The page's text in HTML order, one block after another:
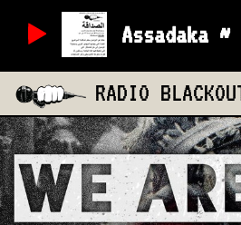
Assadaka
RADIO